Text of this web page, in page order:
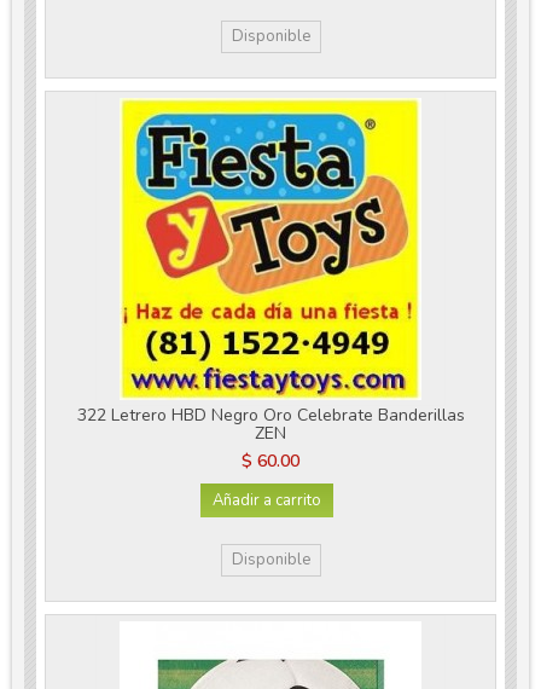
Disponible
322 Letrero HBD Negro Oro Celebrate Banderillas
ZEN
$ 60.00
Añadir a carrito
Disponible